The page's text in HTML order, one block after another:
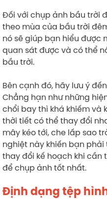
Đối với chụp ảnh bầu trời
theo mùa của bầu trời
nó sẽ giúp bạn hiểu được
quan sát được và có thể
bầu trời.
Bên cạnh đó, hãy lưu ý
Chẳng hạn như những
chổi bay thì khá khiếm và
thời tiết có thể thay đổi
mây kéo tới, che lấp sao
nghiệt này khiến bạn phải
thay đổi kế hoạch khi cần
để chụp ảnh tốt nhất.
Định dạng tệp